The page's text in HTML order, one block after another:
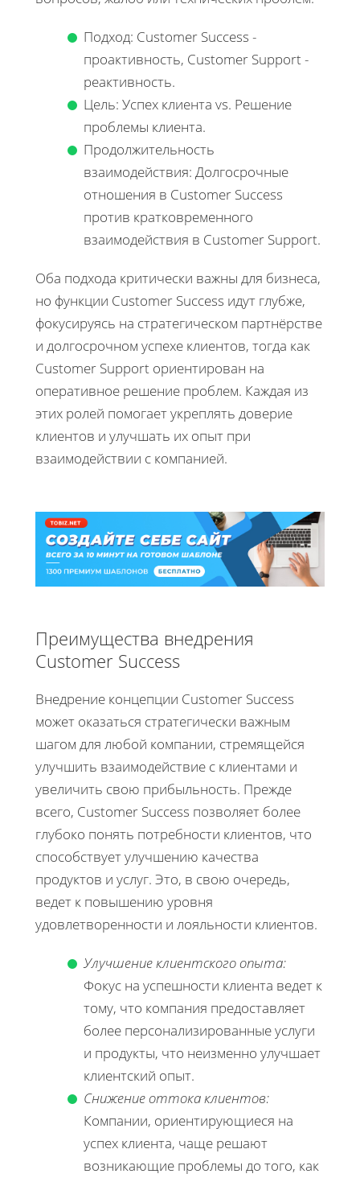
Подход: Customer Success -
проактивность, Customer Support -
реактивность.
Цель: Успех клиента vs. Решение
проблемы клиента.
Продолжительность
взаимодействия: Долгосрочные
отношения в Customer Success
против кратковременного
взаимодействия в Customer Support.
Оба подхода критически важны для бизнеса,
но функции Customer Success идут глубже,
фокусируясь на стратегическом партнёрстве
и долгосрочном успехе клиентов, тогда как
Customer Support ориентирован на
оперативное решение проблем. Каждая из
этих ролей помогает укреплять доверие
клиентов и улучшать их опыт при
взаимодействии с компанией.
Преимущества внедрения
Customer Success
Внедрение концепции Customer Success
может оказаться стратегически важным
шагом для любой компании, стремящейся
улучшить взаимодействие с клиентами и
увеличить свою прибыльность. Прежде
всего, Customer Success позволяет более
глубоко понять потребности клиентов, что
способствует улучшению качества
продуктов и услуг. Это, в свою очередь,
ведет к повышению уровня
удовлетворенности и лояльности клиентов.
Улучшение клиентского опыта:
Фокус на успешности клиента ведет к
тому, что компания предоставляет
более персонализированные услуги
и продукты, что неизменно улучшает
клиентский опыт.
Снижение оттока клиентов:
Компании, ориентирующиеся на
успех клиента, чаще решают
возникающие проблемы до того, как